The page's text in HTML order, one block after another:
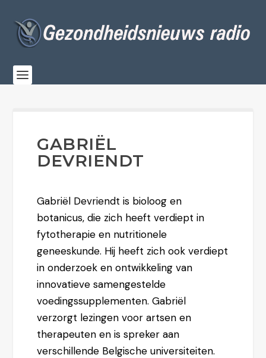
GABRIËL
DEVRIENDT
Gabriël Devriendt is bioloog en
botanicus, die zich heeft verdiept in
fytotherapie en nutritionele
geneeskunde. Hij heeft zich ook verdiept
in onderzoek en ontwikkeling van
innovatieve samengestelde
voedingssupplementen. Gabriël
verzorgt lezingen voor artsen en
therapeuten en is spreker aan
verschillende Belgische universiteiten.